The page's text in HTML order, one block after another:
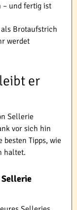
– und fertig ist
als Brotaufstrich
werdet
er
Sellerie
vor sich hin
besten Tipps, wie
haltet.
Sellerie